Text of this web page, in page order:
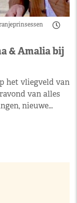
& Amalia bij
het vliegveld van
van alles
nieuwe…